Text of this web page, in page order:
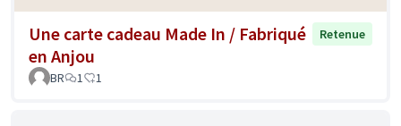
Une carte cadeau Made In / Fabriqué
en Anjou
Retenue
BR 1 1